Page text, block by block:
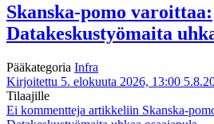
Skanska-pomo varoittaa:
Datakeskustyömaita
Pääkategoria Infra
Kirjoitettu 5. elokuuta 2026, 13:00
Tilaajille
Ei kommentteja artikkeliin Skanska-